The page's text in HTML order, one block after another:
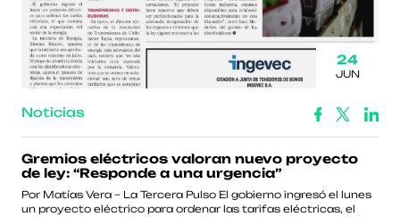
24
JUN
Noticias
Gremios eléctricos valoran nuevo proyecto
de ley: “Responde a una urgencia”
Por Matías Vera – La Tercera Pulso El gobierno ingresó el lunes
un proyecto eléctrico para ordenar las tarifas eléctricas, el